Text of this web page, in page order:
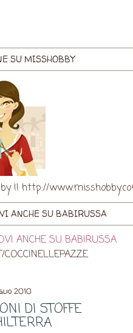
SU MISSHOBBY
!! http://
ANCHE SU BABIRUSSA
2010
DI STOFFE